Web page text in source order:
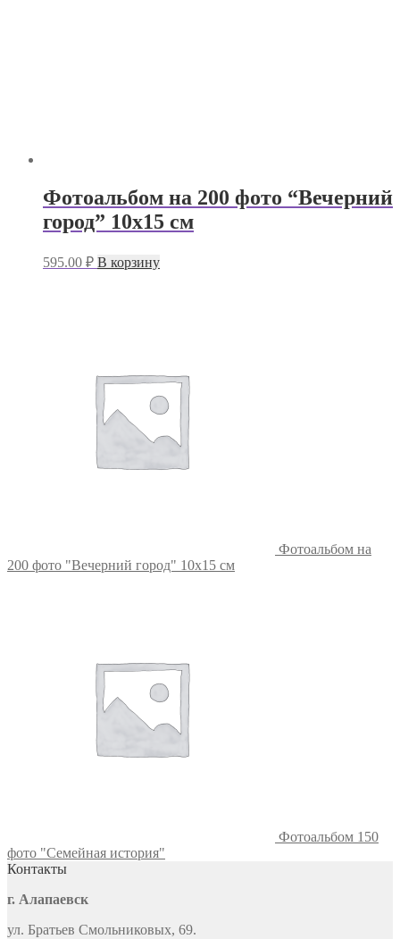
Фотоальбом на 200 фото “Вечерний
город” 10х15 см
595.00 ₽ В корзину
Фотоальбом на
200 фото "Вечерний город" 10х15 см
Фотоальбом 150
фото "Семейная история"
Контакты
г. Алапаевск
ул. Братьев Смольниковых, 69.